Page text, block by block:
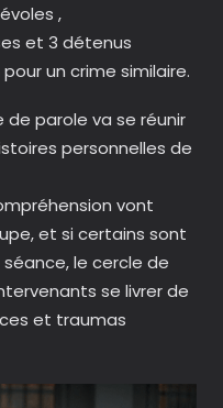
,
et 3 détenus
un crime similaire.
de parole va se réunir
personnelles de
vont
et si certains sont
le cercle de
se livrer de
et traumas